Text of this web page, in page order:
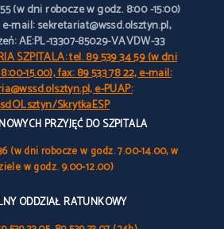
(w dni robocze w godz. 8:00 -15:00)
e-mail: sekretariat@wssd.olsztyn.pl,
AE:PL-13307-85029-VAVDW-33
SZPITALA: tel. 89 539 34 59 (w dni
15.00), fax: 89 533 78 22, e-mail:
e-PUAP:
SkrytkaESP
PRZYJĘĆ DO SZPITALA
(w dni robocze w godz. 7.00-14.00, w
w godz. 9.00-12.00)
ODDZIAŁ RATUNKOWY